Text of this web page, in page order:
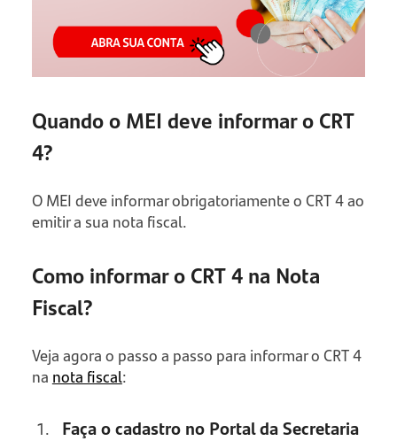
Quando o MEI deve informar o CRT
4?
O MEI deve informar obrigatoriamente o CRT 4 ao
emitir a sua nota fiscal.
Como informar o CRT 4 na Nota
Fiscal?
Veja agora o passo a passo para informar o CRT 4
na nota fiscal:
Faça o cadastro no Portal da Secretaria